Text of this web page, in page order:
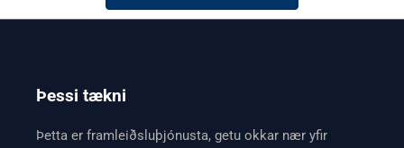
Þessi tækni
Þetta er framleiðsluþjónusta, getu okkar nær yfir